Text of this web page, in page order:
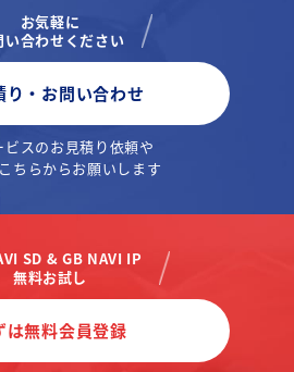
お気軽に
い合わせください
り・お問い合わせ
ビスのお見積り依頼や
ちらからお願いします
SD & GB NAVI IP
無料お試し
は無料会員登録